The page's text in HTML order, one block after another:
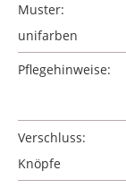
Muster:
unifarben
Pflegehinweise:
Verschluss:
Knöpfe